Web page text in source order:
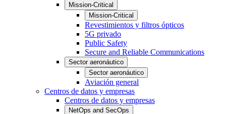
Mission-Critical
Mission-Critical
Revestimientos y filtros ópticos
5G privado
Public Safety
Secure and Reliable Communications
Sector aeronáutico
Sector aeronáutico
Aviación general
Centros de datos y empresas
Centros de datos y empresas
NetOps and SecOps